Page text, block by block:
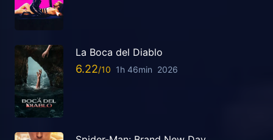
La Boca del Diablo
6.22 1h 46min 2026